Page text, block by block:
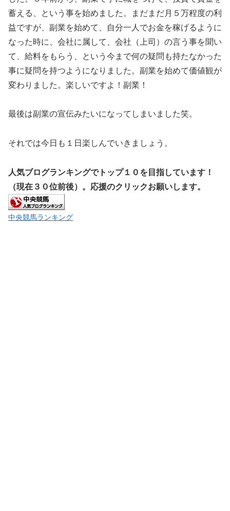
蓄える、という事を始めました。まだまだ月５万程度の利
益ですが、副業を始めて、自分一人でお金を稼げるように
なった時に、会社に属して、会社（上司）の言う事を聞い
て、給料をもらう、という今まで何の疑問も持たなかった
事に疑問を持つようになりました。副業を始めて価値観が
変わりました。楽しいですよ！副業！
最後は副業の宣伝みたいになってしまいました笑。
それでは今日も１日楽しんでいきましょう。
人気ブログランキングでトップ１０を目指しています！
（現在３０位前後）。応援のクリックお願いします。
中央競馬ランキング